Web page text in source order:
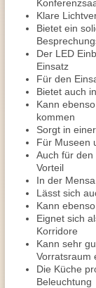
Klare
Bietet ein
Der LED
Einsatz
Für den
Bietet auch
Kann
kommen
Sorgt in
Für Museen
Auch für den
Vorteil
In der
Lässt sich
Kann
Eignet sich
Korridore
Kann sehr
Vorratsraum
Die Küche
Beleuchtung